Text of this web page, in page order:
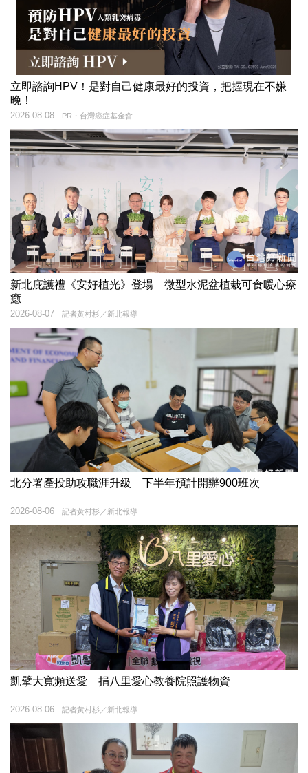
立即諮詢HPV！是對自己健康最好的投資，把握現在不嫌
晚！
PR・台灣癌症基金會
2026-08-08
新北庇護禮《安好植光》登場 微型水泥盆植栽可食暖心療
癒
記者黃村杉／新北報導
2026-08-07
北分署產投助攻職涯升級 下半年預計開辦900班次
記者黃村杉／新北報導
2026-08-06
凱擘大寬頻送愛 捐八里愛心教養院照護物資
記者黃村杉／新北報導
2026-08-06